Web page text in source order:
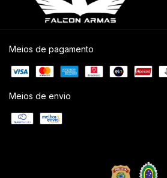
Meios de pagamento
Meios de envio